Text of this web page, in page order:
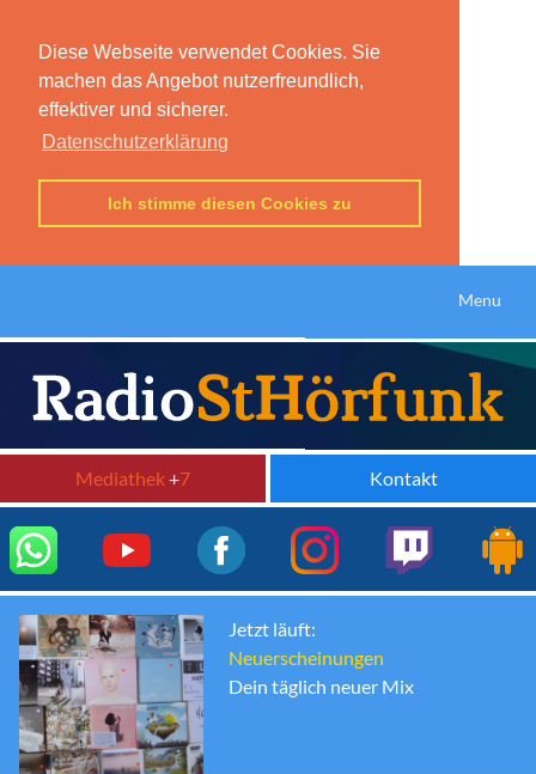
Diese Webseite verwendet Cookies. Sie
machen das Angebot nutzerfreundlich,
effektiver und sicherer.
Datenschutzerklärung
Ich stimme diesen Cookies zu
Menu
Mediathek+7 Kontakt
Jetzt läuft:
Neuerscheinungen
Dein täglich neuer Mix